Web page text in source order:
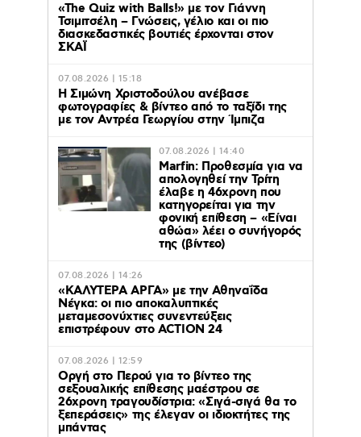
«The Quiz with Balls!» με τον Γιάννη
Τσιμιτσέλη – Γνώσεις, γέλιο και οι πιο
διασκεδαστικές βουτιές έρχονται στον
ΣΚΑΪ
07.08.2026 | 15:18
Η Σιμώνη Χριστοδούλου ανέβασε
φωτογραφίες & βίντεο από το ταξίδι της
με τον Αντρέα Γεωργίου στην Ίμπιζα
07.08.2026 | 14:40
Marfin: Προθεσμία για να
απολογηθεί την Τρίτη
έλαβε η 46χρονη που
κατηγορείται για την
φονική επίθεση – «Είναι
αθώα» λέει ο συνήγορός
της (βίντεο)
07.08.2026 | 14:26
«ΚΑΛΥΤΕΡΑ ΑΡΓΑ» με την Αθηναΐδα
Νέγκα: οι πιο αποκαλυπτικές
μεταμεσονύχτιες συνεντεύξεις
επιστρέφουν στο ACTION 24
07.08.2026 | 12:59
Οργή στο Περού για το βίντεο της
σεξουαλικής επίθεσης μαέστρου σε
26χρονη τραγουδίστρια: «Σιγά-σιγά θα το
ξεπεράσεις» της έλεγαν οι ιδιοκτήτες της
μπάντας